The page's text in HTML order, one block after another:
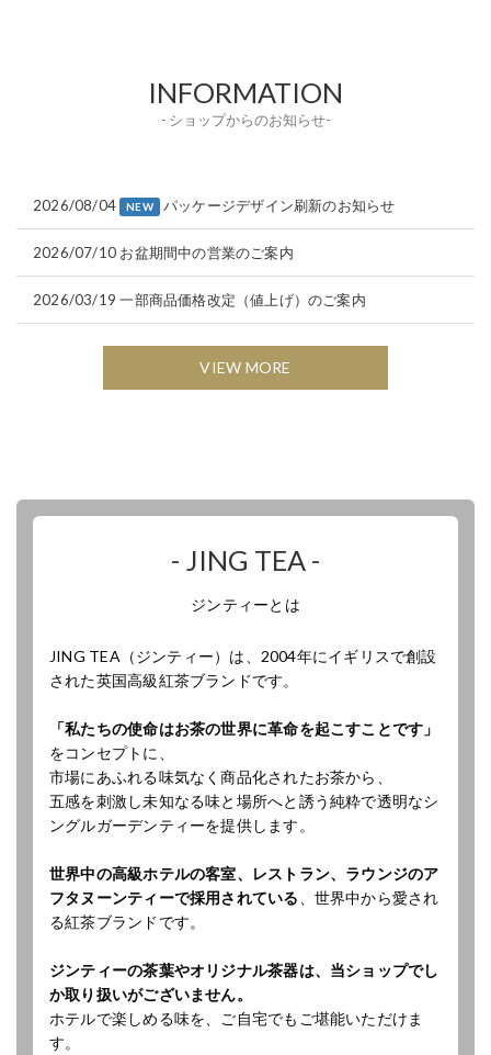
INFORMATION
- ショップからのお知らせ-
2026/08/04 NEW パッケージデザイン刷新のお知らせ
2026/07/10 お盆期間中の営業のご案内
2026/03/19 一部商品価格改定（値上げ）のご案内
VIEW MORE
- JING TEA -
ジンティーとは
JING TEA（ジンティー）は、2004年にイギリスで創設
された英国高級紅茶ブランドです。
「私たちの使命はお茶の世界に革命を起こすことです」
をコンセプトに、
市場にあふれる味気なく商品化されたお茶から、
五感を刺激し未知なる味と場所へと誘う純粋で透明なシ
ングルガーデンティーを提供します。
世界中の高級ホテルの客室、レストラン、ラウンジのア
フタヌーンティーで採用されている 、世界中から愛され
る紅茶ブランドです。
ジンティーの茶葉やオリジナル茶器は、当ショップでし
か取り扱いがございません。
ホテルで楽しめる味を、ご自宅でもご堪能いただけま
す。